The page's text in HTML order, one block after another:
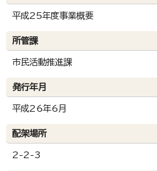
平成25年度事業概要
所管課
市民活動推進課
発行年月
平成26年6月
配架場所
2-2-3